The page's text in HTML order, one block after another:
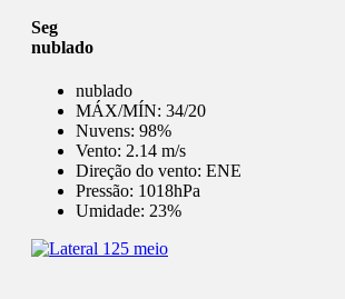
Seg
nublado
nublado
MÁX/MÍN: 34/20
Nuvens: 98%
Vento: 2.14 m/s
Direção do vento: ENE
Pressão: 1018hPa
Umidade: 23%